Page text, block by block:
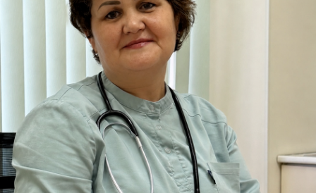
ПЕРВИЧНЫЙ ПРИЕМ - 2200 ₽